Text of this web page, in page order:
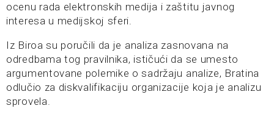
ocenu rada elektronskih medija i zaštitu javnog
interesa u medijskoj sferi.
Iz Biroa su poručili da je analiza zasnovana na
odredbama tog pravilnika, ističući da se umesto
argumentovane polemike o sadržaju analize, Bratina
odlučio za diskvalifikaciju organizacije koja je analizu
sprovela.